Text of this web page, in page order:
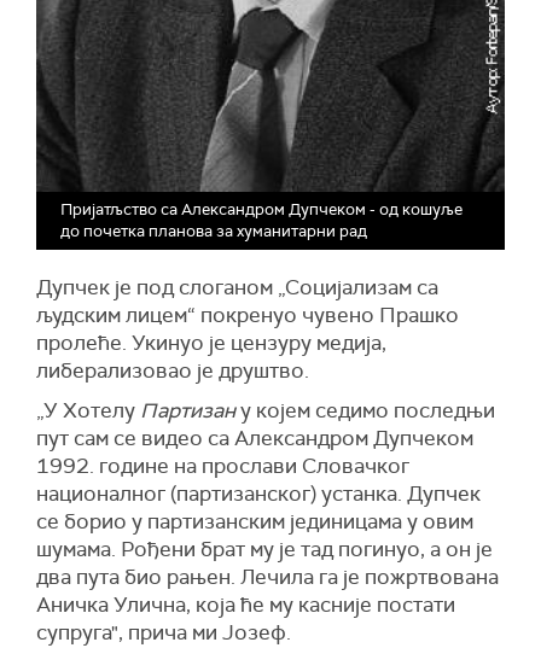
Пријатљство са Александром Дупчеком - од кошуље
до почетка планова за хуманитарни рад
Дупчек је под слоганом „Социјализам са
људским лицем“ покренуо чувено Прашко
пролеће. Укинуо је цензуру медија,
либерализовао је друштво.
„У Хотелу Партизану којем седимо последњи
пут сам се видео са Александром Дупчеком
1992. године на прослави Словачког
националног (партизанског) устанка. Дупчек
се борио у партизанским јединицама у овим
шумама. Рођени брат му је тад погинуо, а он је
два пута био рањен. Лечила га је пожртвована
Аничка Улична, која ће му касније постати
супруга", прича ми Јозеф.